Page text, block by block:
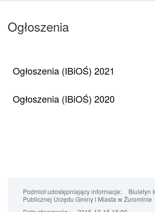
Ogłoszenia
Ogłoszenia (IBiOŚ) 2021
Ogłoszenia (IBiOŚ) 2020
Podmiot udostępniający informacje:
Biuletyn
Publicznej Urzędu Gminy i Miasta w Żurominie